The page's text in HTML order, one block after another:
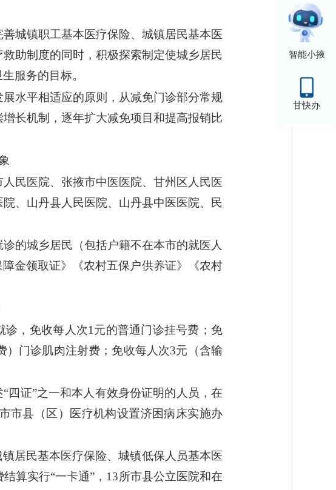
智能小掖
甘快办
镇职工基本医疗保险、城镇居民基本医
助制度的同时，积极探索制定使城乡居民
服务的目标。
水平相适应的原则，从减免门诊部分常规
长机制，逐年扩大减免项目和提高报销比
民医院、张掖市中医医院、甘州区人民医
、山丹县人民医院、山丹县中医医院、民
城乡居民（包括户籍不在本市的就医人
金领取证》《农村五保户供养证》《农村
，免收每人次1元的普通门诊挂号费；免
门诊肌肉注射费；免收每人次3元（含输
证”之一和本人有效身份证明的人员，在
市县（区）医疗机构设置济困病床实施办
居民基本医疗保险、城镇低保人员基本医
算实行“一卡通”，13所市县公立医院和在